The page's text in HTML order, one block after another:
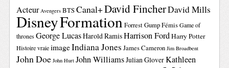
Acteur Avengers BTSCanal+David FincherDavid Mills
DisneyFormationForrest GumpFémis Game of
thrones George LucasHarold RamisHarrison FordHarry Potter
Histoire vraie imageIndiana Jones James Cameron Jim Broadbent
John Doe John Hurt John WilliamsJulian GloverKathleen